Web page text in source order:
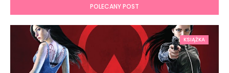
POLECANY POST
KSIĄŻKA